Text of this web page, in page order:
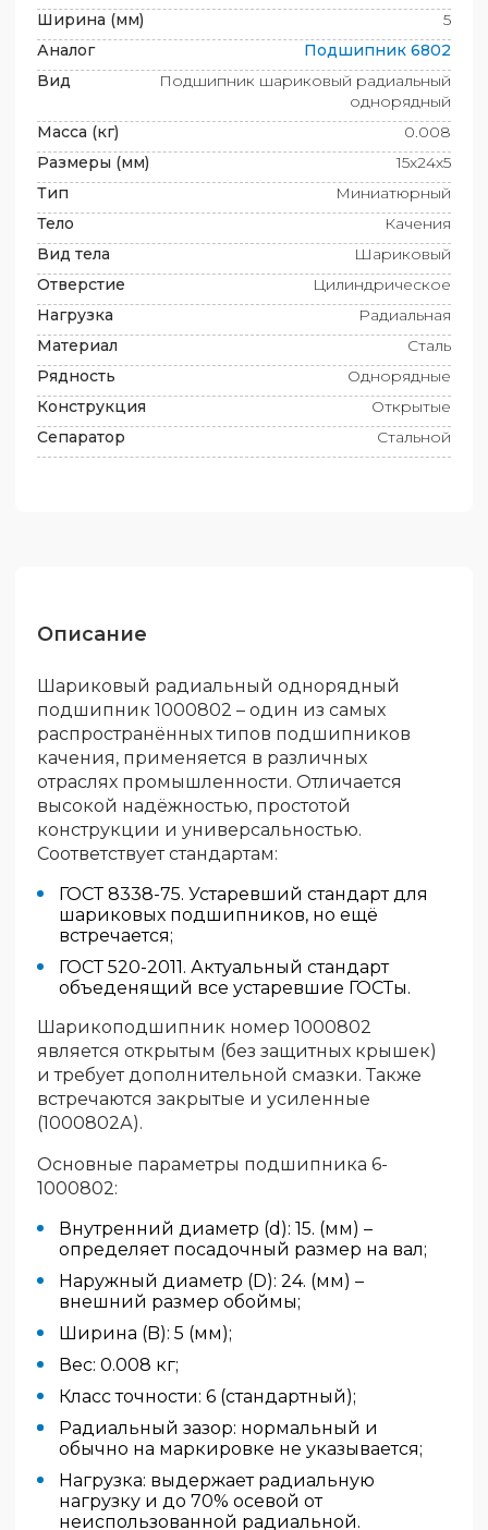
Ширина (мм)
5
Аналог
Подшипник 6802
Вид
Подшипник шариковый радиальный
однорядный
Масса (кг)
0.008
Размеры (мм)
15x24x5
Тип
Миниатюрный
Тело
Качения
Вид тела
Шариковый
Отверстие
Цилиндрическое
Нагрузка
Радиальная
Материал
Сталь
Рядность
Однорядные
Конструкция
Открытые
Сепаратор
Стальной
Описание
Шариковый радиальный однорядный
подшипник 1000802 – один из самых
распространённых типов подшипников
качения, применяется в различных
отраслях промышленности. Отличается
высокой надёжностью, простотой
конструкции и универсальностью.
Соответствует стандартам:
ГОСТ 8338-75. Устаревший стандарт для
шариковых подшипников, но ещё
встречается;
ГОСТ 520-2011. Актуальный стандарт
объеденящий все устаревшие ГОСТы.
Шарикоподшипник номер 1000802
является открытым (без защитных крышек)
и требует дополнительной смазки. Также
встречаются закрытые и усиленные
(1000802А).
Основные параметры подшипника 6-
1000802:
Внутренний диаметр (d): 15. (мм) –
определяет посадочный размер на вал;
Наружный диаметр (D): 24. (мм) –
внешний размер обоймы;
Ширина (B): 5 (мм);
Вес: 0.008 кг;
Класс точности: 6 (стандартный);
Радиальный зазор: нормальный и
обычно на маркировке не указывается;
Нагрузка: выдержает радиальную
нагрузку и до 70% осевой от
неиспользованной радиальной.